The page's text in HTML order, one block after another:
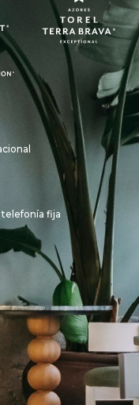
telefonía fija